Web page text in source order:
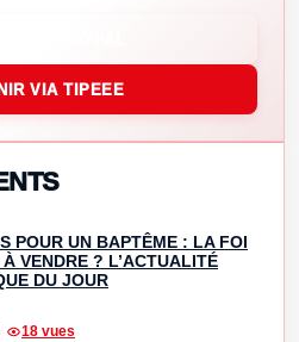
VIA TIPEEE
POUR UN BAPTÊME : LA FOI
VENDRE ? L’ACTUALITÉ
DU JOUR
18 vues